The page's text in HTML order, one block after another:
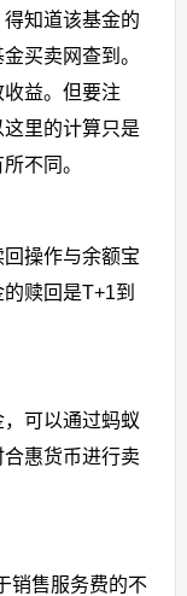
知道该基金的
买卖网查到。
益。但要注
里的计算只是
不同。
操作与余额宝
赎回是T+1到
可以通过蚂蚁
惠货币进行卖
销售服务费的不